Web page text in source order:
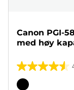
Canon PGI-
med høy
4.5
av
Fargekassett